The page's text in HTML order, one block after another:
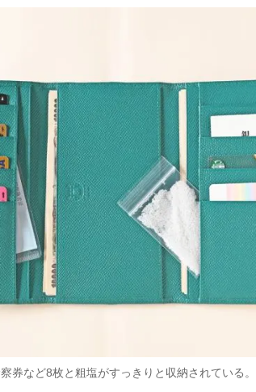
券など8枚と粗塩がすっきりと収納されている